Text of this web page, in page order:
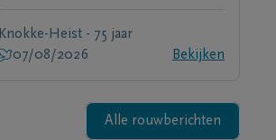
Knokke-Heist - 75 jaar
07/08/2026
Bekijken
Alle rouwberichten